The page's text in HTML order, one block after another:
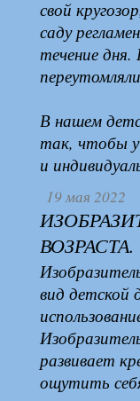
свой
саду
течение
В нашем
так, чтобы у
и
19 мая 2022
ВОЗРАСТА.
вид детской
развивает
ощутить